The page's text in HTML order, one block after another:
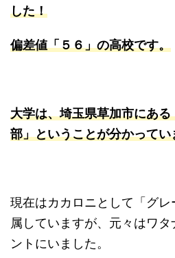
した！
偏差値「５６」の高校です。
大学は、埼玉県草加市にあ
部」ということが分かってい
現在はカカロニとして「グ
属していますが、元々はワ
ントにいました。